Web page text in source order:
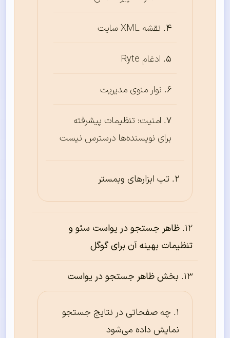
نقشه XML سایت
ادغام Ryte
نوار منوی مدیریت
امنیت: تنظیمات پیشرفته
برای نویسنده‌ها درسترس نیست
تب ابزارهای وبمستر
ظاهر جستجو در یواست سئو و
تنظیمات بهینه آن برای گوگل
بخش ظاهر جستجو در یواست
چه صفحاتی در نتایج جستجو
نمایش داده می‌‌شود